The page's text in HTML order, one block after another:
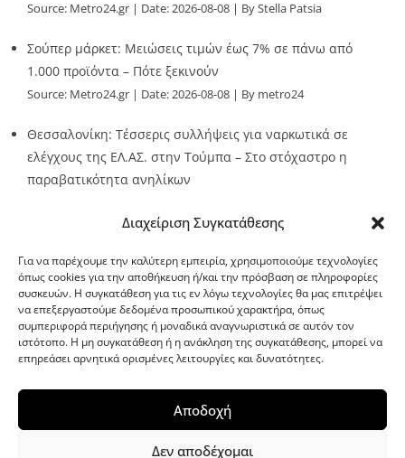
Διαχείριση Συγκατάθεσης
Για να παρέχουμε την καλύτερη εμπειρία, χρησιμοποιούμε τεχνολογίες
όπως cookies για την αποθήκευση ή/και την πρόσβαση σε πληροφορίες
συσκευών. Η συγκατάθεση για τις εν λόγω τεχνολογίες θα μας επιτρέψει
να επεξεργαστούμε δεδομένα προσωπικού χαρακτήρα, όπως
συμπεριφορά περιήγησης ή μοναδικά αναγνωριστικά σε αυτόν τον
ιστότοπο. Η μη συγκατάθεση ή η ανάκληση της συγκατάθεσης, μπορεί να
επηρεάσει αρνητικά ορισμένες λειτουργίες και δυνατότητες.
Αποδοχή
Δεν αποδέχομαι
Source: Metro24.gr Date: 2026-08-08 By Stella Patsia
Σούπερ μάρκετ: Μειώσεις τιμών έως 7% σε πάνω από
1.000 προϊόντα – Πότε ξεκινούν
Source: Metro24.gr Date: 2026-08-08 By metro24
Θεσσαλονίκη: Τέσσερις συλλήψεις για ναρκωτικά σε
ελέγχους της ΕΛ.ΑΣ. στην Τούμπα – Στο στόχαστρο η
παραβατικότητα ανηλίκων
G-point.gr